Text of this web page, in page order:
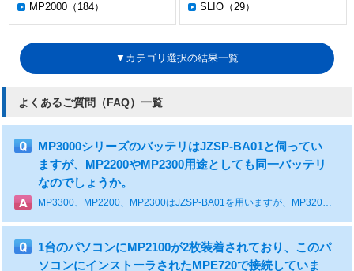
MP2000（184） SLIO（29）
▼カテゴリ選択の結果一覧
よくあるご質問（FAQ）一覧
MP3000シリーズのバッテリはJZSP-BA01と伺ってい
ますが、MP2200やMP2300用途としても同一バッテリ
なのでしょうか。
MP3300、MP2200、MP2300はJZSP-BA01を用いますが、MP3200のみ、JEPMC-OP3005を用います。
1台のパソコンにMP2100が2枚装着されており、このパ
ソコンにインストーラされたMPE720で接続していま